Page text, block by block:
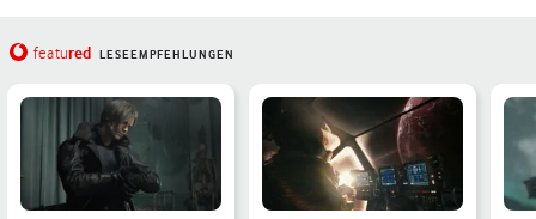
featured LESEEMPFEHLUNGEN